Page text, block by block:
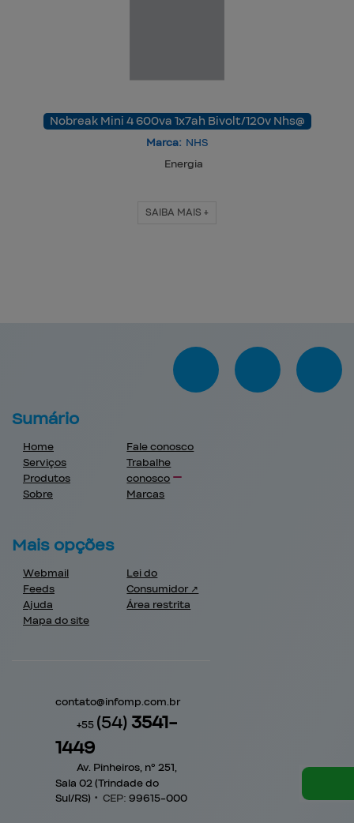
Nobreak Mini 4 600va 1x7ah Bivolt/120v Nhs@
Marca: NHS
Energia
SAIBA MAIS +
Sumário
Home
Serviços
Produtos
Sobre
Fale conosco
Trabalhe
conosco
Marcas
Mais opções
Webmail
Feeds
Ajuda
Mapa do site
Lei do
Consumidor ↗
Área restrita
contato@infomp.com.br
+55 (54)3541-
1449
Av. Pinheiros, nº 251,
Sala 02 (Trindade do
Sul/RS) • CEP: 99615-000